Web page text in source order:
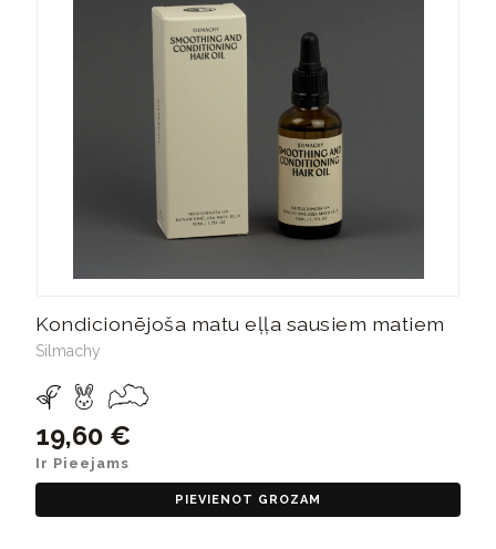
Kondicionējoša matu eļļa sausiem matiem
Silmachy
19,60 €
Ir Pieejams
PIEVIENOT GROZAM